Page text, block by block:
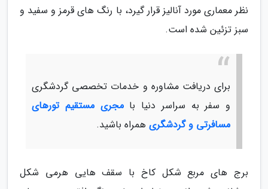
نظر معماری مورد آنالیز قرار گیرد، با رنگ های قرمز و سفید و
سبز تزئین شده است.
برای دریافت مشاوره و خدمات تخصصی گردشگری
و سفر به سراسر دنیا بامجری مستقیم تورهای
مسافرتی و گردشگری همراه باشید.
برج های مربع شکل کاخ با سقف هایی هرمی شکل